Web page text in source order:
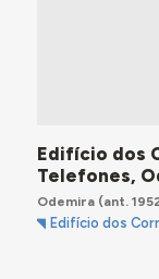
Edifício dos
Telefones,
Odemira(ant.
Edifício dos